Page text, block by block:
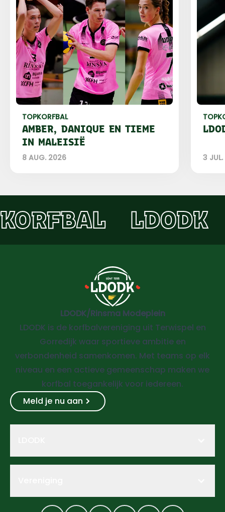
TOPKORFBAL
AMBER, DANIQUE EN TIEME
IN MALEISIË
8 AUG. 2026 3
KORFBAL LDODK
LDODK/Rinsma Modeplein
LDODK is de korfbalvereniging uit Terwispel en
Gorredijk waar sportieve ambitie en
verbondenheid samenkomen. Met teams op elk
niveau en een actieve gemeenschap maken we
korfbal toegankelijk voor iedereen.
Meld je nu aan